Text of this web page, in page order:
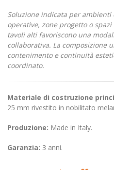
Soluzione indicata per
operative, zone progetto o
tavoli alti favoriscono una
collaborativa. La composizione
contenimento e continuità
coordinato.
Materiale di costruzione
25 mm rivestito in nobilitato
Produzione: Made in Italy.
Garanzia: 3 anni.